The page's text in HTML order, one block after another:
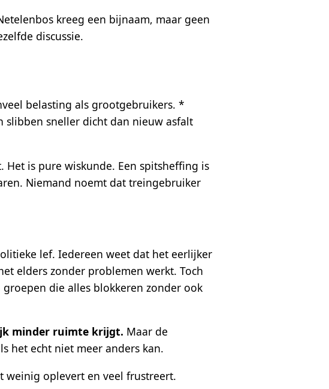
kreeg een bijnaam, maar geen
discussie.
belasting als grootgebruikers. *
slibben sneller dicht dan nieuw asfalt
is pure wiskunde. Een spitsheffing is
Niemand noemt dat treingebruiker
lef. Iedereen weet dat het eerlijker
elders zonder problemen werkt. Toch
die alles blokkeren zonder ook
minder ruimte krijgt. Maar de
het echt niet meer anders kan.
weinig oplevert en veel frustreert.